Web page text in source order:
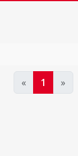
« 1 »